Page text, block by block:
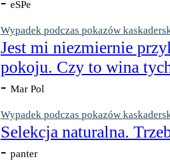
eSPe
Wypadek podczas pokazów
Jest mi niezmiernie
pokoju. Czy to wina
- Mar Pol
Wypadek podczas pokazów
Selekcja naturalna.
- panter